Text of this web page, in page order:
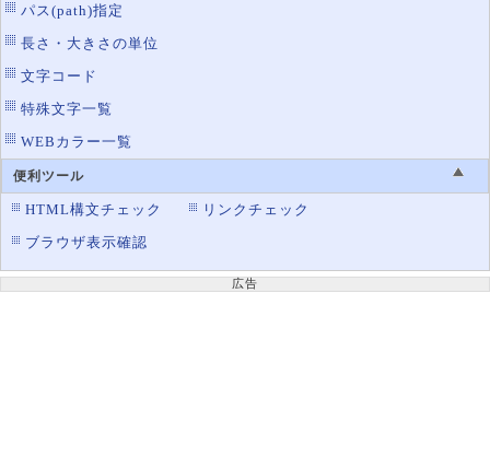
パス(path)指定
長さ・大きさの単位
文字コード
特殊文字一覧
WEBカラー一覧
便利ツール
HTML構文チェック
リンクチェック
ブラウザ表示確認
広告